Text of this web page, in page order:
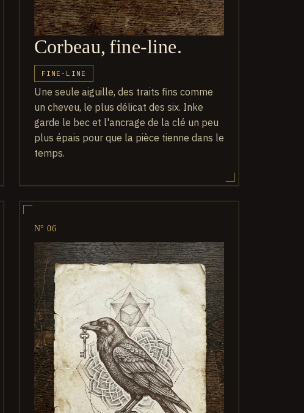
Corbeau, fine-line.
FINE-LINE
Une seule aiguille, des traits fins comme
un cheveu, le plus délicat des six. Inke
garde le bec et l'ancrage de la clé un peu
plus épais pour que la pièce tienne dans le
temps.
N° 06